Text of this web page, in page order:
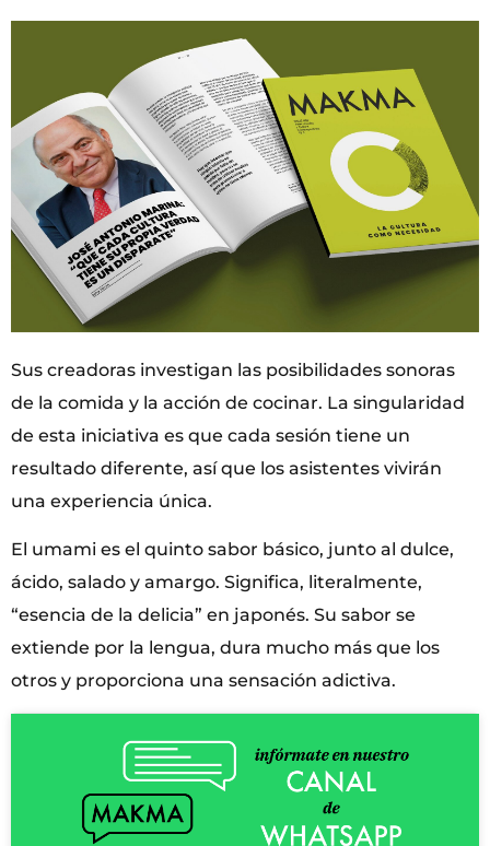
Sus creadoras investigan las posibilidades sonoras
de la comida y la acción de cocinar. La singularidad
de esta iniciativa es que cada sesión tiene un
resultado diferente, así que los asistentes vivirán
una experiencia única.
El umami es el quinto sabor básico, junto al dulce,
ácido, salado y amargo. Significa, literalmente,
“esencia de la delicia” en japonés. Su sabor se
extiende por la lengua, dura mucho más que los
otros y proporciona una sensación adictiva.